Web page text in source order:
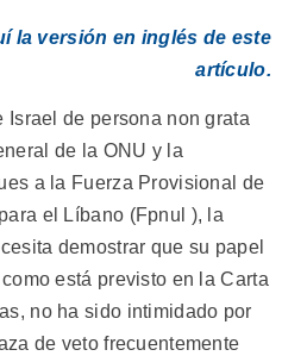
la versión en inglés de este
artículo.
Israel de persona non grata
de la ONU y la
a la Fuerza Provisional de
el Líbano (Fpnul ), la
demostrar que su papel
está previsto en la Carta
no ha sido intimidado por
de veto frecuentemente